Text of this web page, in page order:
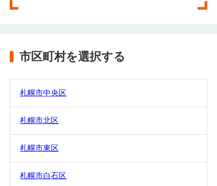
市区町村を選択する
札幌市中央区
札幌市北区
札幌市東区
札幌市白石区